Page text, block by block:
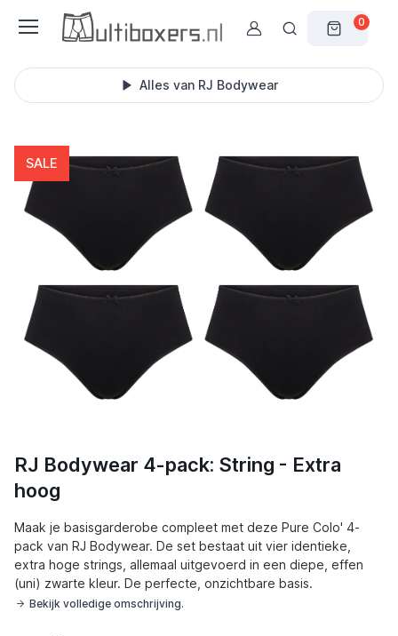
0
Alles van RJ Bodywear
SALE
RJ Bodywear 4-pack: String - Extra
hoog
Maak je basisgarderobe compleet met deze Pure Colo' 4-
pack van RJ Bodywear. De set bestaat uit vier identieke,
extra hoge strings, allemaal uitgevoerd in een diepe, effen
(uni) zwarte kleur. De perfecte, onzichtbare basis.
Bekijk volledige omschrijving.